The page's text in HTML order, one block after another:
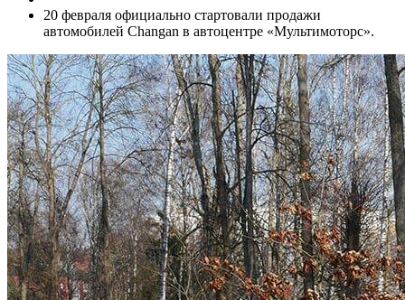
20 февраля официально стартовали продажи
автомобилей Changan в автоцентре «Мультимоторс».